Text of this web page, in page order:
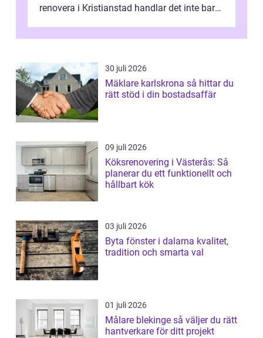
renovera i Kristianstad handlar det inte bara
30 juli 2026
Mäklare karlskrona så hittar du
rätt stöd i din bostadsaffär
09 juli 2026
Köksrenovering i Västerås: Så
planerar du ett funktionellt och
hållbart kök
03 juli 2026
Byta fönster i dalarna kvalitet,
tradition och smarta val
01 juli 2026
Målare blekinge så väljer du rätt
hantverkare för ditt projekt